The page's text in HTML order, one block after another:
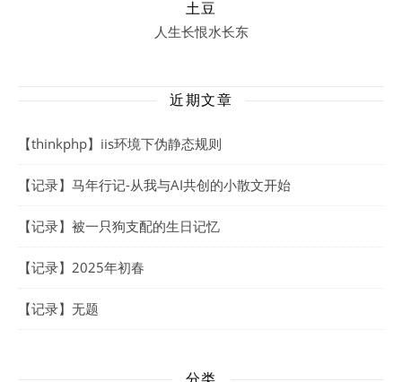
土豆
人生长恨水长东
近期文章
【thinkphp】iis环境下伪静态规则
【记录】马年行记-从我与AI共创的小散文开始
【记录】被一只狗支配的生日记忆
【记录】2025年初春
【记录】无题
分类